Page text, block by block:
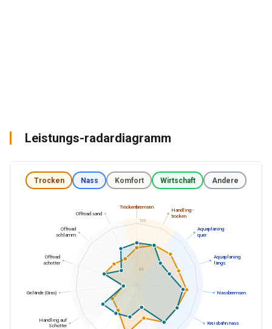
Leistungs-radardiagramm
Trocken Nass Komfort Wirtschaft Andere
60
80
100
Trockenbremsen
Handling -
trocken
Aquaplaning
quer
Aquaplaning
längs
Nassbremsen
Kreisbahn nass
Handling auf
Schotter
Gelände (Gras)
Offroad
schotter
Offroad
schlamm
Offroad sand